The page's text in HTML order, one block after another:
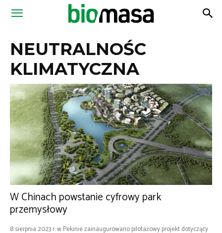
Magazyn
NEUTRALNOŚC
KLIMATYCZNA
W Chinach powstanie cyfrowy park
przemysłowy
8 sierpnia 2023 r. w Pekinie zainaugurowano pilotażowy projekt dotyczący